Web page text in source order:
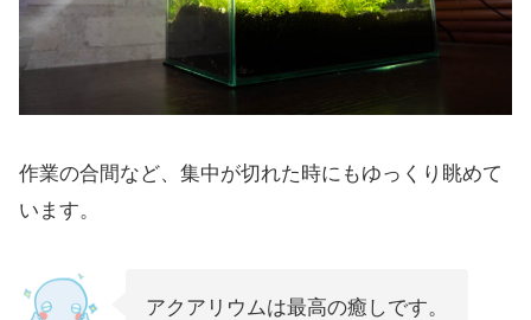
作業の合間など、集中が切れた時にもゆっくり眺めて
います。
アクアリウムは最高の癒しです。